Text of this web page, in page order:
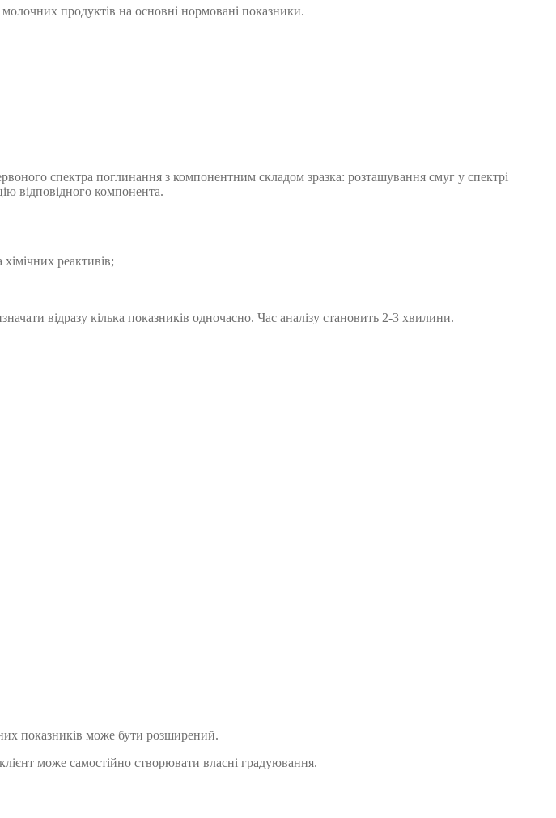
продуктів на основні нормовані показники.
спектра поглинання з компонентним складом зразка: розташування смуг у спектрі
відповідного компонента.
реактивів;
відразу кілька показників одночасно. Час аналізу становить 2-3 хвилини.
показників може бути розширений.
може самостійно створювати власні градуювання.